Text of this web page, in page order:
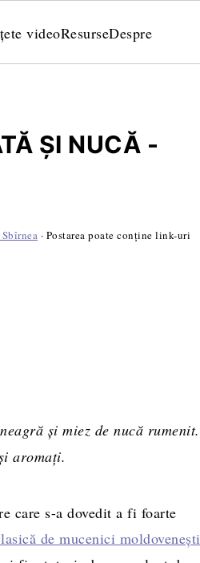
videoResurseDespre
ȘI NUCĂ -
· Postarea poate conține link-uri
și miez de nucă rumenit.
aromați.
care s-a dovedit a fi foarte
de mucenici moldovenești